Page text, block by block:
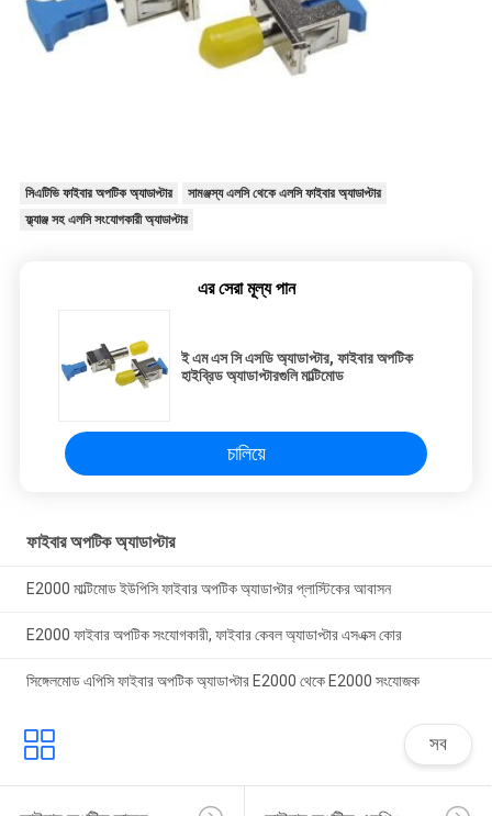
সিএটিভি ফাইবার অপটিক অ্যাডাপ্টার
সামঞ্জস্য এলসি থেকে এলসি ফাইবার অ্যাডাপ্টার
ফ্ল্যাঞ্জ সহ এলসি সংযোগকারী অ্যাডাপ্টার
এর সেরা মূল্য পান
ই এম এস সি এসডি অ্যাডাপ্টার, ফাইবার অপটিক
হাইব্রিড অ্যাডাপ্টারগুলি মাল্টিমোড
চালিয়ে
ফাইবার অপটিক অ্যাডাপ্টার
E2000 মাল্টিমোড ইউপিসি ফাইবার অপটিক অ্যাডাপ্টার প্লাস্টিকের আবাসন
E2000 ফাইবার অপটিক সংযোগকারী, ফাইবার কেবল অ্যাডাপ্টার এসএক্স কোর
সিঙ্গেলমোড এপিসি ফাইবার অপটিক অ্যাডাপ্টার E2000 থেকে E2000 সংযোজক
সব